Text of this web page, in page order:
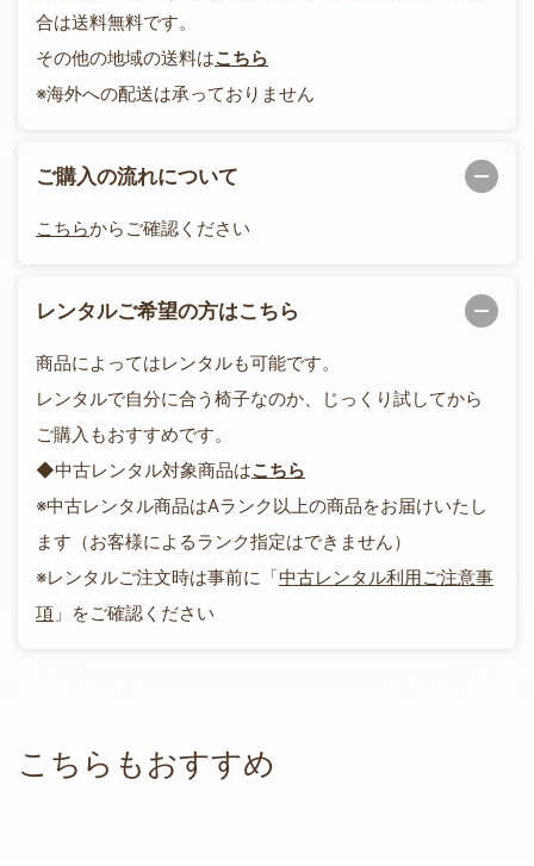
合は送料無料です。
その他の地域の送料はこちら
※海外への配送は承っておりません
ご購入の流れについて
こちらからご確認ください
レンタルご希望の方はこちら
商品によってはレンタルも可能です。
レンタルで自分に合う椅子なのか、じっくり試してから
ご購入もおすすめです。
◆中古レンタル対象商品はこちら
※中古レンタル商品はAランク以上の商品をお届けいたし
ます（お客様によるランク指定はできません）
※レンタルご注文時は事前に「中古レンタル利用ご注意事
項 」をご確認ください
こちらもおすすめ